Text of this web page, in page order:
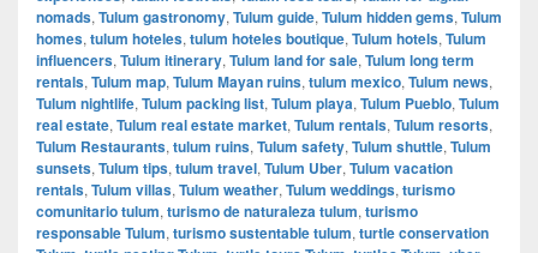
nomads, Tulum gastronomy, Tulum guide, Tulum hidden gems, Tulum
homes, tulum hoteles, tulum hoteles boutique, Tulum hotels, Tulum
influencers, Tulum itinerary, Tulum land for sale, Tulum long term
rentals, Tulum map, Tulum Mayan ruins, tulum mexico, Tulum news,
Tulum nightlife, Tulum packing list, Tulum playa, Tulum Pueblo, Tulum
real estate, Tulum real estate market, Tulum rentals, Tulum resorts,
Tulum Restaurants, tulum ruins, Tulum safety, Tulum shuttle, Tulum
sunsets, Tulum tips, tulum travel, Tulum Uber, Tulum vacation
rentals, Tulum villas, Tulum weather, Tulum weddings, turismo
comunitario tulum, turismo de naturaleza tulum, turismo
responsable Tulum, turismo sustentable tulum, turtle conservation